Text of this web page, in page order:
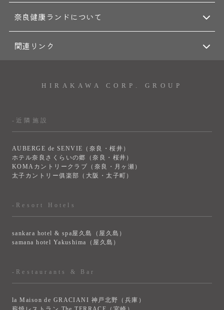
奈良健康ランドについて
関連リンク
HIRAKAWA CORP. GROUP
-近隣施設
AUBERGE de SENVIE（奈良・桜井）
ホテル奈良さくらいの郷（奈良・桜井）
KOMAカントリークラブ（奈良・月ヶ瀬）
太子カントリー俱楽部（大阪・太子町）
-Resort Hotels
sankara hotel & spa屋久島（屋久島）
samana hotel Yakushima（屋久島）
-Restaurants & Bar
la Maison de GRACIANI 神戸北野（兵庫）